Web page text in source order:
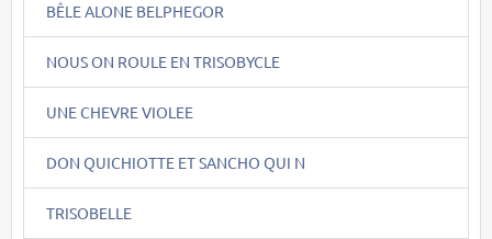
BÊLE ALONE BELPHEGOR
NOUS ON ROULE EN TRISOBYCLE
UNE CHEVRE VIOLEE
DON QUICHIOTTE ET SANCHO QUI N
TRISOBELLE